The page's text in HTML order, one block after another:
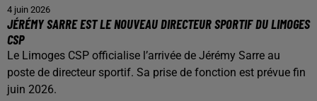
4 juin 2026
JÉRÉMY SARRE EST LE NOUVEAU DIRECTEUR SPORTIF DU LIMOGES
CSP
Le Limoges CSP officialise l’arrivée de Jérémy Sarre au
poste de directeur sportif. Sa prise de fonction est prévue fin
juin 2026.